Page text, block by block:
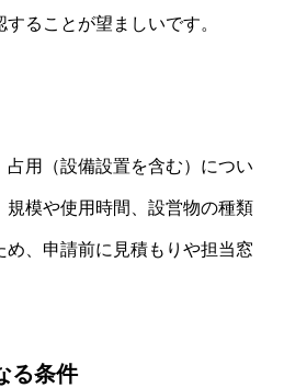
ることが望ましいです。
用（設備設置を含む）につい
規模や使用時間、設営物の種類
め、申請前に見積もりや担当窓
る条件